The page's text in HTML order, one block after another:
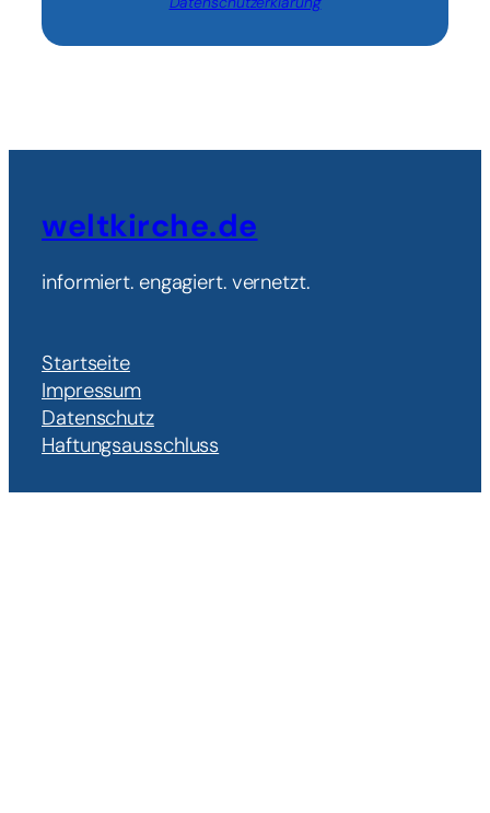
weltkirche.de
informiert. engagiert. vernetzt.
Startseite
Impressum
Datenschutz
Haftungsausschluss